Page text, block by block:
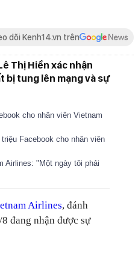
dõi Kenh14.vn trên
Thị Hiền xác nhận
bị tung lên mạng và sự
cho nhân viên Vietnam
Facebook cho nhân viên
Airlines: "Một ngày tôi phải
Airlines, đánh
đang nhận được sự